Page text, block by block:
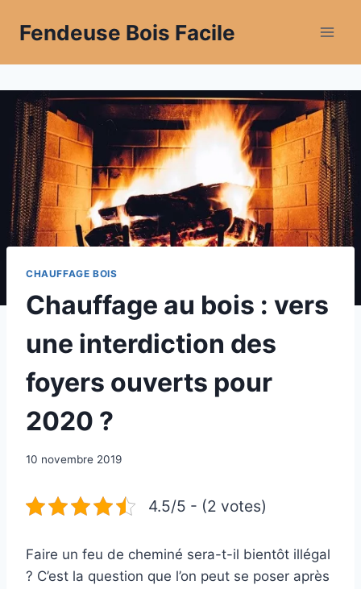
Fendeuse Bois Facile
CHAUFFAGE BOIS
Chauffage au bois : vers
une interdiction des
foyers ouverts pour
2020 ?
Par
10 novembre 2019
4.5/5 - (2 votes)
Faire un feu de cheminé sera-t-il bientôt illégal
? C’est la question que l’on peut se poser après